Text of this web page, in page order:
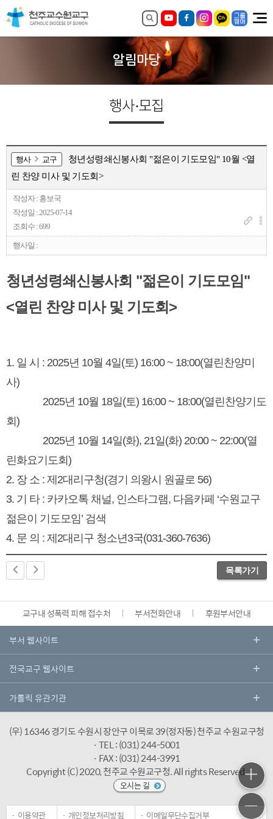
알림마당
행사·모집
행사 교구
청년성령쇄신봉사회 "젊은이 기도모임" 10월 <열
린 찬양 미사 및 기도회>
작성자 : 홍보국
작성일 : 2025-07-14
조회수 : 699
행사일 :
청년성령쇄신봉사회 "젊은이 기도모임"
<열린 찬양 미사 및 기도회>
1. 일 시 : 2025년 10월 4일(토) 16:00 ~ 18:00(열린찬양미
사)
2025년 10월 18일(토) 16:00 ~ 18:00(열린찬양기도
회)
2025년 10월 14일(화), 21일(화) 20:00 ~ 22:00(열
린화요기도회)
2. 장 소 : 제2대리구청(경기 의왕시 원골로 56)
3. 기 타 : 카카오톡 채널, 인스타그램, 다음카페 ‘수원교구
젊은이 기도모임’ 검색
4. 문 의 : 제2대리구 청소년3국(031-360-7636)
목록가기
교구내 성폭력 피해 접수처 부서전화안내 후원부서안내
(우) 16346 경기도 수원시 장안구 이목로 39(정자동) 천주교 수원교구청
· TEL : (031) 244-5001
· FAX : (031) 244-3991
Copyright (C) 2020, 천주교 수원교구청.All rights Reserved.
오시는 길
이용약관 개인정보처리방침 이메일무단수집거부